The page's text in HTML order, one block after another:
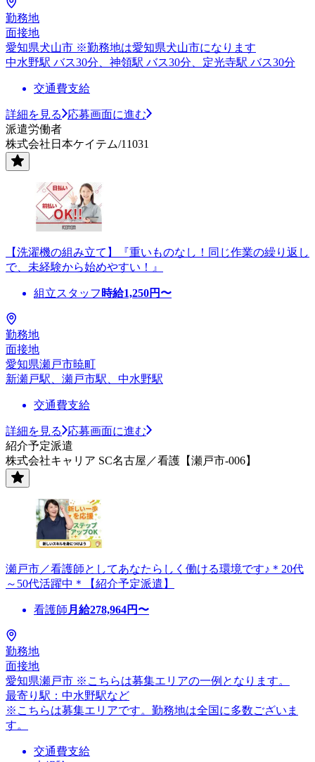
勤務地
面接地
愛知県犬山市 ※勤務地は愛知県犬山市になります
中水野駅 バス30分、神領駅 バス30分、定光寺駅 バス30分
交通費支給
詳細を見る
応募画面に進む
派遣労働者
株式会社日本ケイテム/11031
【洗濯機の組み立て】『重いものなし！同じ作業の繰り返し
で、未経験から始めやすい！』
組立スタッフ 時給1,250円〜
勤務地
面接地
愛知県瀬戸市暁町
新瀬戸駅、瀬戸市駅、中水野駅
交通費支給
詳細を見る
応募画面に進む
紹介予定派遣
株式会社キャリア SC名古屋／看護【瀬戸市-006】
瀬戸市／看護師としてあなたらしく働ける環境です♪＊20代
～50代活躍中＊【紹介予定派遣】
看護師 月給278,964円〜
勤務地
面接地
愛知県瀬戸市 ※こちらは募集エリアの一例となります。
最寄り駅：中水野駅など
※こちらは募集エリアです。勤務地は全国に多数ございま
す。
交通費支給